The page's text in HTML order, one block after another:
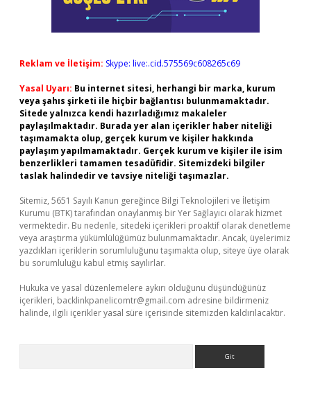
Reklam ve İletişim: Skype: live:.cid.575569c608265c69
Yasal Uyarı: Bu internet sitesi, herhangi bir marka, kurum
veya şahıs şirketi ile hiçbir bağlantısı bulunmamaktadır.
Sitede yalnızca kendi hazırladığımız makaleler
paylaşılmaktadır. Burada yer alan içerikler haber niteliği
taşımamakta olup, gerçek kurum ve kişiler hakkında
paylaşım yapılmamaktadır. Gerçek kurum ve kişiler ile isim
benzerlikleri tamamen tesadüfidir. Sitemizdeki bilgiler
taslak halindedir ve tavsiye niteliği taşımazlar.
Sitemiz, 5651 Sayılı Kanun gereğince Bilgi Teknolojileri ve İletişim
Kurumu (BTK) tarafından onaylanmış bir Yer Sağlayıcı olarak hizmet
vermektedir. Bu nedenle, sitedeki içerikleri proaktif olarak denetleme
veya araştırma yükümlülüğümüz bulunmamaktadır. Ancak, üyelerimiz
yazdıkları içeriklerin sorumluluğunu taşımakta olup, siteye üye olarak
bu sorumluluğu kabul etmiş sayılırlar.
Hukuka ve yasal düzenlemelere aykırı olduğunu düşündüğünüz
içerikleri, backlinkpanelicomtr@gmail.com adresine bildirmeniz
halinde, ilgili içerikler yasal süre içerisinde sitemizden kaldırılacaktır.